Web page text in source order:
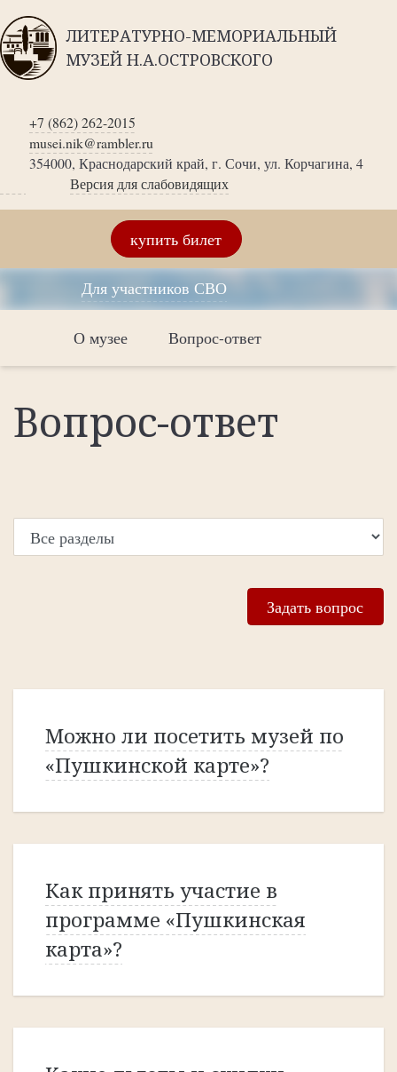
ЛИТЕРАТУРНО-МЕМОРИАЛЬНЫЙ
МУЗЕЙ Н.А.ОСТРОВСКОГО
+7 (862) 262-2015
musei.nik@rambler.ru
354000, Краснодарский край, г. Сочи, ул. Корчагина, 4
Версия для слабовидящих
купить билет
Для участников СВО
О музее Вопрос-ответ
Вопрос-ответ
Задать вопрос
Можно ли посетить музей по
«Пушкинской карте»?
Как принять участие в
программе «Пушкинская
карта»?